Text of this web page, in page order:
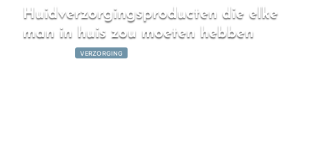
Huidverzorgingsproducten die elke
man in huis zou moeten hebben
VERZORGING